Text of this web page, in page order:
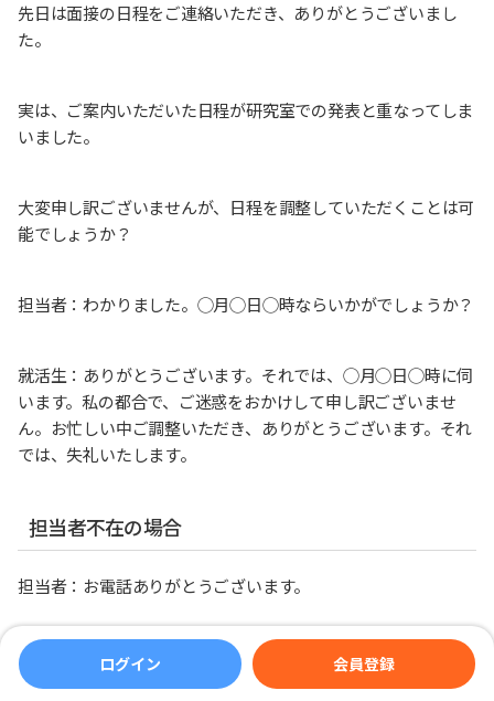
先日は面接の日程をご連絡いただき、ありがとうございまし
た。
実は、ご案内いただいた日程が研究室での発表と重なってしま
いました。
大変申し訳ございませんが、日程を調整していただくことは可
能でしょうか？
担当者：わかりました。◯月◯日◯時ならいかがでしょうか？
就活生：ありがとうございます。それでは、◯月◯日◯時に伺
います。私の都合で、ご迷惑をおかけして申し訳ございませ
ん。お忙しい中ご調整いただき、ありがとうございます。それ
では、失礼いたします。
担当者不在の場合
担当者：お電話ありがとうございます。
株式会社◎◎総務部の◎◎でございます。
ログイン 会員登録